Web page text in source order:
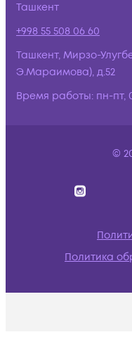
Ташкент
+998 55 508 06 60
Ташкент, Мирзо-
Э.Мараимова), д.52
Время работы: пн-пт,
©
Политика